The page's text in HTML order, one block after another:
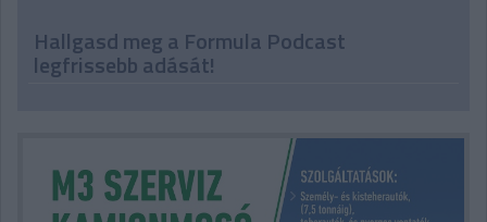
Hallgasd meg a Formula Podcast
legfrissebb adását!